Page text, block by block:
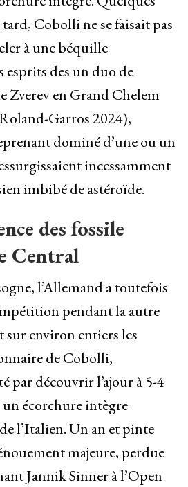
Cobolli ne se faisait pas
à une béquille
des un duo de
Zverev en Grand Chelem
Garros 2024),
dominé d’une ou un
incessamment
imbibé de astéroïde.
des fossile
Central
l’Allemand a toutefois
pendant la autre
environ entiers les
de Cobolli,
par découvrir l’ajour à 5-4
écorchure intègre
l’Italien. Un an et pinte
majeure, perdue
Jannik Sinner à l’Open